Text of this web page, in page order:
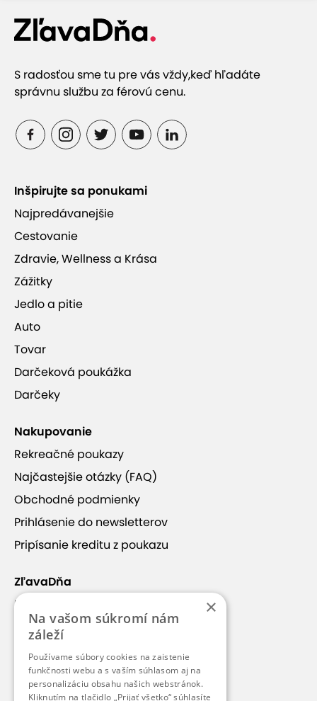
S radosťou sme tu pre vás vždy,keď hľadáte
správnu službu za férovú cenu.
Inšpirujte sa ponukami
Najpredávanejšie
Cestovanie
Zdravie, Wellness a Krása
Zážitky
Jedlo a pitie
Auto
Tovar
Darčeková poukážka
Darčeky
Nakupovanie
Rekreačné poukazy
Najčastejšie otázky (FAQ)
Obchodné podmienky
Prihlásenie do newsletterov
Pripísanie kreditu z poukazu
ZľavaDňa
Náš príbeh
Kontakt
Kariéra
Blog
Pre médiá
×
Na vašom súkromí nám
záleží
Používame súbory cookies na zaistenie
funkčnosti webu a s vaším súhlasom aj na
personalizáciu obsahu našich webstránok.
Kliknutím na tlačidlo „Prijať všetko“ súhlasíte